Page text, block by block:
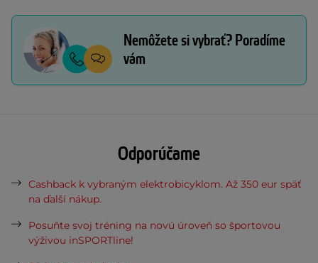
Nemôžete si vybrať? Poradíme
vám
Odporúčame
Cashback k vybraným elektrobicyklom. Až 350 eur späť
na ďalší nákup.
Posuňte svoj tréning na novú úroveň so športovou
výživou inSPORTline!